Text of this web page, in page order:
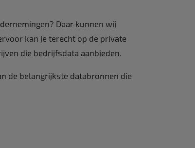
Daar kunnen wij
kan je terecht op de private
die bedrijfsdata aanbieden.
de belangrijkste databronnen die